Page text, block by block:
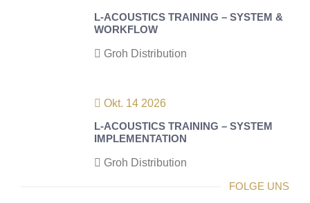
L-ACOUSTICS TRAINING – SYSTEM &
WORKFLOW
Groh Distribution
Okt. 14 2026
L-ACOUSTICS TRAINING – SYSTEM
IMPLEMENTATION
Groh Distribution
FOLGE UNS